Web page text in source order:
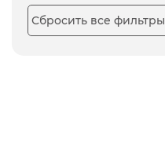
Сбросить все фильтры